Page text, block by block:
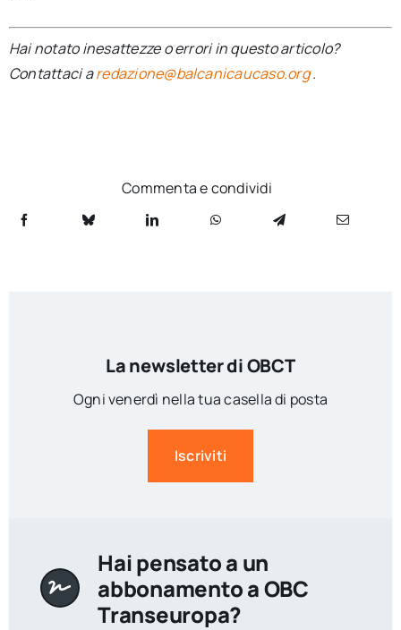
Hai notato inesattezze o errori in questo articolo?
Contattaci aredazione@balcanicaucaso.org.
Commenta e condividi
La newsletter di OBCT
Ogni venerdì nella tua casella di posta
Iscriviti
Hai pensato a un
abbonamento a OBC
Transeuropa?